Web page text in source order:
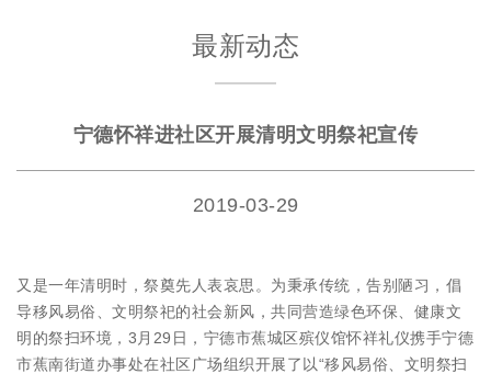
最新动态
宁德怀祥进社区开展清明文明祭祀宣传
2019-03-29
又是一年清明时，祭奠先人表哀思。为秉承传统，告别陋习，倡
导移风易俗、文明祭祀的社会新风，共同营造绿色环保、健康文
明的祭扫环境，3月29日，宁德市蕉城区殡仪馆怀祥礼仪携手宁德
市蕉南街道办事处在社区广场组织开展了以“移风易俗、文明祭扫